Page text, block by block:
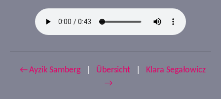
← Ayzik Samberg Übersicht
Klara Segałowicz
→